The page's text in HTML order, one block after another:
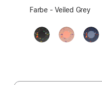
Farbe
Farbe - Veiled Grey
Midnight
Black
Alpenglow
Pink
Blue
Ribbon